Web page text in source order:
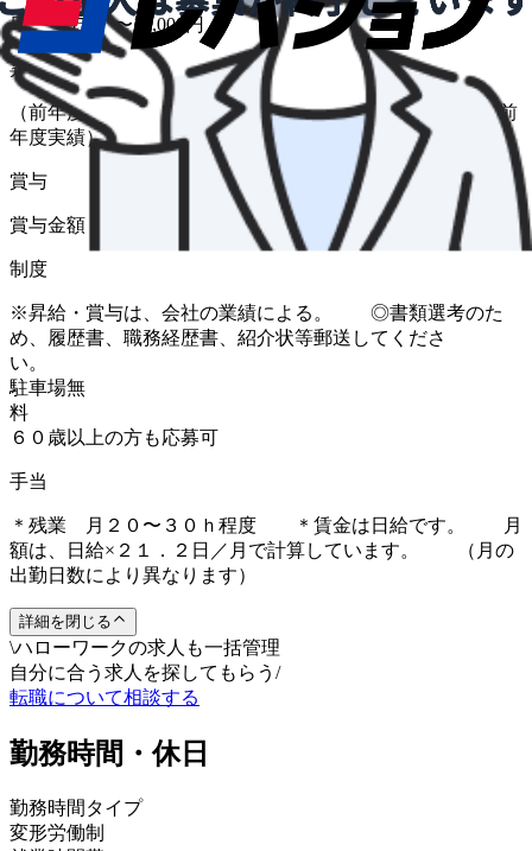
日給 8,550円〜10,000円
昇給
（前年度実績 あり） 金額 1月あたり 0 円 〜 5,000 円（前
年度実績）
賞与
賞与金額 0 円 〜 500,000 円（前年度実績）
制度
※昇給・賞与は、会社の業績による。 ◎書類選考のた
め、履歴書、職務経歴書、紹介状等郵送してくださ
い。
駐車場無
料
６０歳以上の方も応募可
手当
＊残業 月２０〜３０ｈ程度 ＊賃金は日給です。 月
額は、日給×２１．２日／月で計算しています。 （月の
出勤日数により異なります）
詳細を閉じる
\ハローワークの求人も一括管理
自分に合う求人を探してもらう /
転職について相談する
勤務時間・休日
勤務時間タイプ
変形労働制